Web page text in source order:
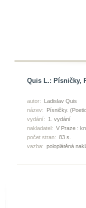
Quis L.: Písničky,
autor:
Ladislav Quis
název:
Písničky.
vydání:
1. vydání
nakladatel: V Praze :
počet stran: 83 s.
vazba: poloplátěná